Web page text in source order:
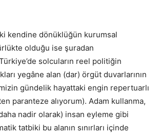
kendine dönüklüğün kurumsal
olduğu ise şuradan
solcuların reel politiğin
yegâne alan (dar) örgüt duvarlarının
gündelik hayattaki engin repertuarlı
paranteze alıyorum). Adam kullanma,
nadir olarak) insan eyleme gibi
tatbiki bu alanın sınırları içinde